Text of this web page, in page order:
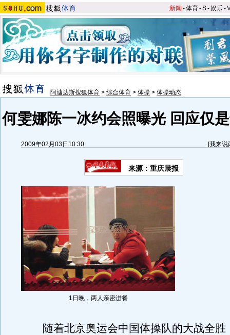
新闻 -体育-S-娱乐-
阿迪达斯搜狐体育 > 综合体育 > 体操 > 体操动态
何雯娜陈一冰约会照曝光 回应仅
2009年02月03日10:30 [我来说
来源：重庆晨报
1日晚，两人亲密进餐
随着北京奥运会中国体操队的大战全胜